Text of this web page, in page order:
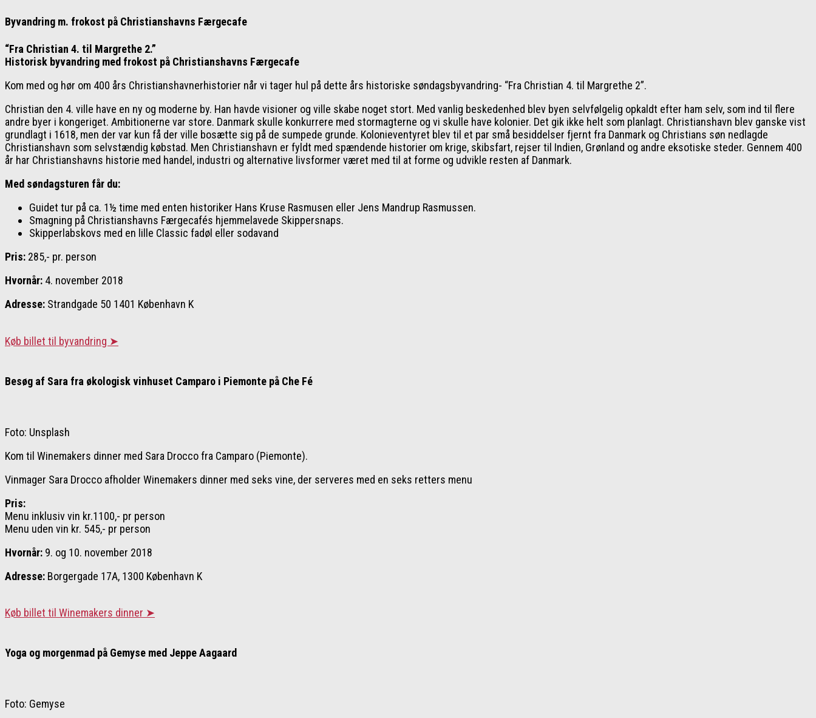
Byvandring m. frokost på Christianshavns Færgecafe
“Fra Christian 4. til Margrethe 2.”
Historisk byvandring med frokost på Christianshavns Færgecafe
Kom med og hør om 400 års Christianshavnerhistorier når vi tager hul på dette års historiske søndagsbyvandring- “Fra Christian 4. til Margrethe 2”.
Christian den 4. ville have en ny og moderne by. Han havde visioner og ville skabe noget stort. Med vanlig beskedenhed blev byen selvfølgelig opkaldt efter ham selv, som ind til flere
andre byer i kongeriget. Ambitionerne var store. Danmark skulle konkurrere med stormagterne og vi skulle have kolonier. Det gik ikke helt som planlagt. Christianshavn blev ganske vist
grundlagt i 1618, men der var kun få der ville bosætte sig på de sumpede grunde. Kolonieventyret blev til et par små besiddelser fjernt fra Danmark og Christians søn nedlagde
Christianshavn som selvstændig købstad. Men Christianshavn er fyldt med spændende historier om krige, skibsfart, rejser til Indien, Grønland og andre eksotiske steder. Gennem 400
år har Christianshavns historie med handel, industri og alternative livsformer været med til at forme og udvikle resten af Danmark.
Med søndagsturen får du:
Guidet tur på ca. 1½ time med enten historiker Hans Kruse Rasmusen eller Jens Mandrup Rasmussen.
Smagning på Christianshavns Færgecafés hjemmelavede Skippersnaps.
Skipperlabskovs med en lille Classic fadøl eller sodavand
Pris: 285,- pr. person
Hvornår: 4. november 2018
Adresse: Strandgade 50 1401 København K
Køb billet til byvandring ➤
Besøg af Sara fra økologisk vinhuset Camparo i Piemonte på Che Fé
Foto: Unsplash
Kom til Winemakers dinner med Sara Drocco fra Camparo (Piemonte).
Vinmager Sara Drocco afholder Winemakers dinner med seks vine, der serveres med en seks retters menu
Pris:
Menu inklusiv vin kr.1100,- pr person
Menu uden vin kr. 545,- pr person
Hvornår: 9. og 10. november 2018
Adresse: Borgergade 17A, 1300 København K
Køb billet til Winemakers dinner ➤
Yoga og morgenmad på Gemyse med Jeppe Aagaard
Foto: Gemyse